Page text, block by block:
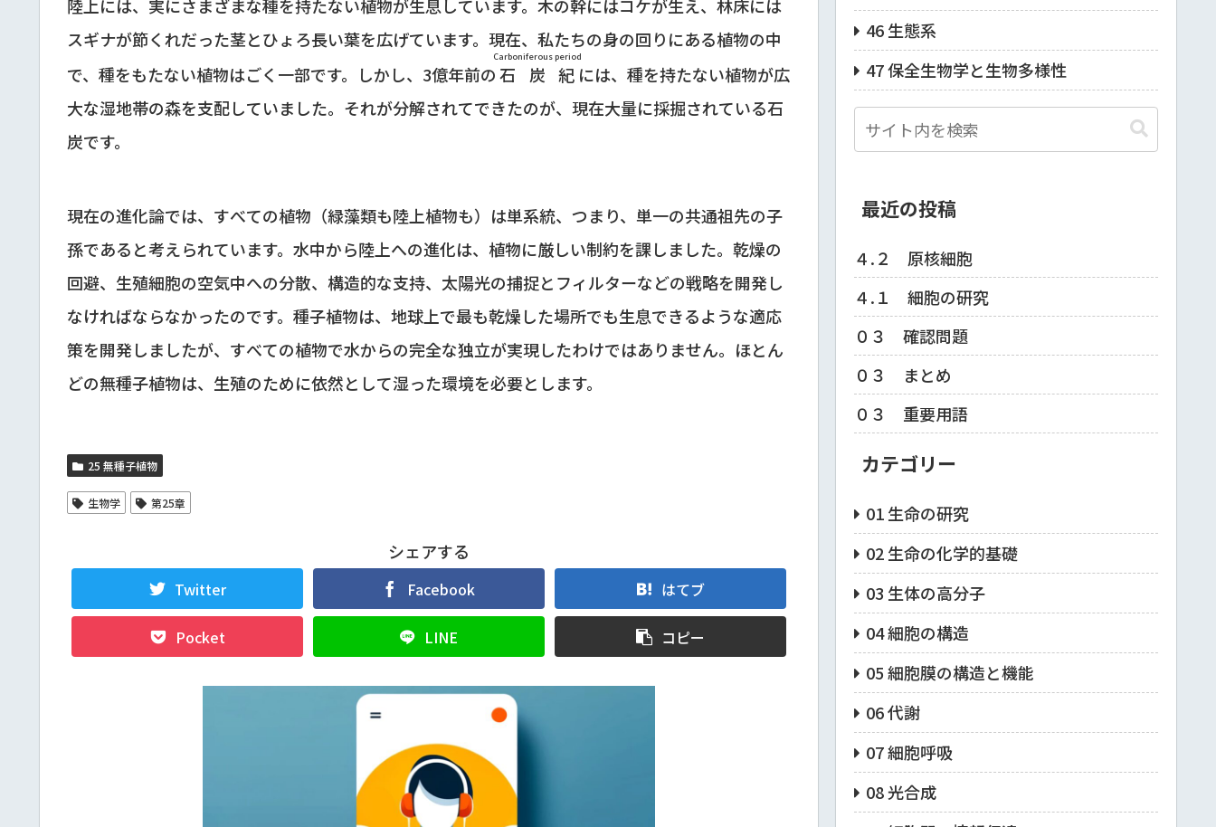
陸上には、実にさまざまな種を持たない植物が生息しています。木の幹にはコケが生え、林床には
スギナが節くれだった茎とひょろ長い葉を広げています。現在、私たちの身の回りにある植物の中
で、種をもたない植物はごく一部です。しかし、3億年前の 石炭紀
Carboniferous period
には、種を持たない植物が広
大な湿地帯の森を支配していました。それが分解されてできたのが、現在大量に採掘されている石
炭です。
現在の進化論では、すべての植物（緑藻類も陸上植物も）は単系統、つまり、単一の共通祖先の子
孫であると考えられています。水中から陸上への進化は、植物に厳しい制約を課しました。乾燥の
回避、生殖細胞の空気中への分散、構造的な支持、太陽光の捕捉とフィルターなどの戦略を開発し
なければならなかったのです。種子植物は、地球上で最も乾燥した場所でも生息できるような適応
策を開発しましたが、すべての植物で水からの完全な独立が実現したわけではありません。ほとん
どの無種子植物は、生殖のために依然として湿った環境を必要とします。
25 無種子植物
生物学 第25章
シェアする
Twitter Facebook はてブ
Pocket LINE コピー
46 生態系
47 保全生物学と生物多様性
最近の投稿
４.２ 原核細胞
４.１ 細胞の研究
０３ 確認問題
０３ まとめ
０３ 重要用語
カテゴリー
01 生命の研究
02 生命の化学的基礎
03 生体の高分子
04 細胞の構造
05 細胞膜の構造と機能
06 代謝
07 細胞呼吸
08 光合成